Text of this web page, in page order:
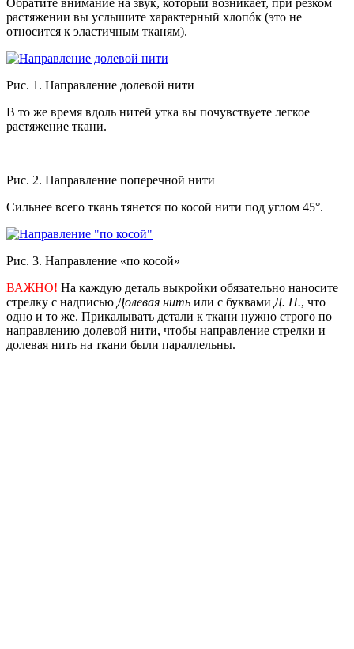
Обратите внимание на звук, который возникает, при резком
растяжении вы услышите характерный хлопóк (это не
относится к эластичным тканям).
Рис. 1. Направление долевой нити
В то же время вдоль нитей утка вы почувствуете легкое
растяжение ткани.
Рис. 2. Направление поперечной нити
Сильнее всего ткань тянется по косой нити под углом 45°.
Рис. 3. Направление «по косой»
ВАЖНО! На каждую деталь выкройки обязательно наносите
стрелку с надписью Долевая нить или с буквами Д. Н., что
одно и то же. Прикалывать детали к ткани нужно строго по
направлению долевой нити, чтобы направление стрелки и
долевая нить на ткани были параллельны.